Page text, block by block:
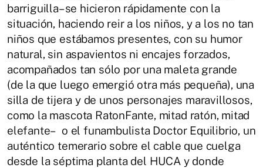
barriguilla– se hicieron rápidamente con la
situación, haciendo reir a los niños, y a los no tan
niños que estábamos presentes, con su humor
natural, sin aspavientos ni encajes forzados,
acompañados tan sólo por una maleta grande
(de la que luego emergió otra más pequeña), una
silla de tijera y de unos personajes maravillosos,
como la mascota RatonFante, mitad ratón, mitad
elefante– o el funambulista Doctor Equilibrio, un
auténtico temerario sobre el cable que cuelga
desde la séptima planta del HUCA y donde